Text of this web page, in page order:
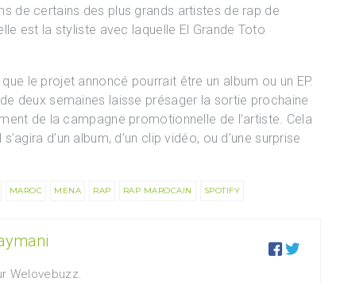
de certains des plus grands artistes de rap de
est la styliste avec laquelle El Grande Toto
le projet annoncé pourrait être un album ou un EP.
deux semaines laisse présager la sortie prochaine
de la campagne promotionnelle de l’artiste. Cela
d’un album, d’un clip vidéo, ou d’une surprise
MAROC MENA RAP RAP MAROCAIN SPOTIFY


Welovebuzz.